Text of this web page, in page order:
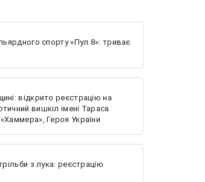
спорту «Пул 8»: триває
відкрито реєстрацію на
вишкіл імені Тараса
Героя України
з лука: реєстрацію